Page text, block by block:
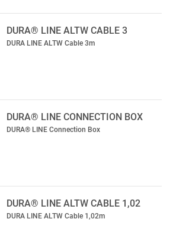
DURA® LINE ALTW CABLE 3
DURA LINE ALTW Cable 3m
DURA® LINE CONNECTION BOX
DURA® LINE Connection Box
DURA® LINE ALTW CABLE 1,02
DURA LINE ALTW Cable 1,02m